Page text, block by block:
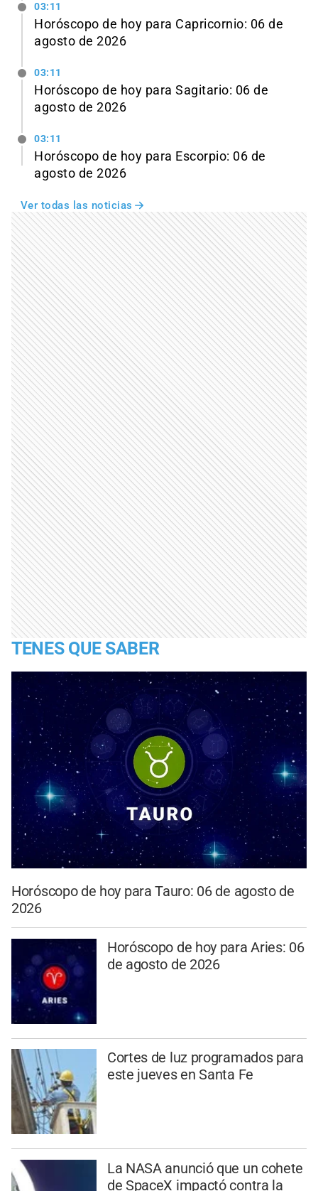
03:11
Horóscopo de hoy para Capricornio: 06 de
agosto de 2026
03:11
Horóscopo de hoy para Sagitario: 06 de
agosto de 2026
03:11
Horóscopo de hoy para Escorpio: 06 de
agosto de 2026
Ver todas las noticias
TENES QUE SABER
Horóscopo de hoy para Tauro: 06 de agosto de
2026
Horóscopo de hoy para Aries: 06
de agosto de 2026
Cortes de luz programados para
este jueves en Santa Fe
La NASA anunció que un cohete
de SpaceX impactó contra la